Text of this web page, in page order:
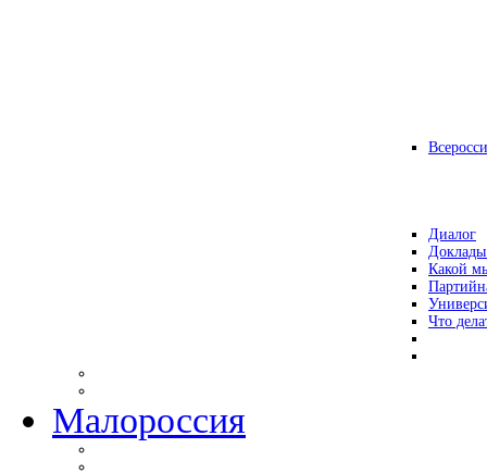
Диалог
Какой
Что
Малороссия